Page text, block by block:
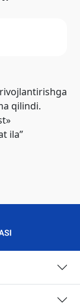
rivojlantirishga
qilindi.
ila”